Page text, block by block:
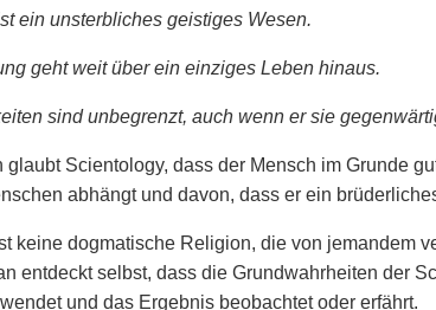
ein unsterbliches geistiges Wesen.
geht weit über ein einziges Leben hinaus.
sind unbegrenzt, auch wenn er sie
glaubt Scientology, dass der Mensch im Grunde
abhängt und davon, dass er ein
keine dogmatische Religion, die von jemandem
entdeckt selbst, dass die Grundwahrheiten der
und das Ergebnis beobachtet oder erfährt.